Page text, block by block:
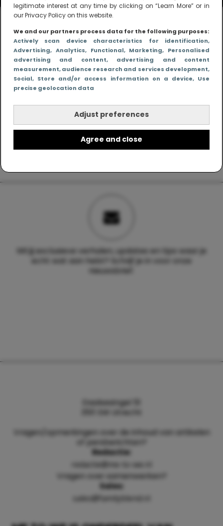
legitimate interest at any time by clicking on “Learn More” or in
our Privacy Policy on this website.
We and our partners process data for the following purposes:
Actively scan device characteristics for identification,
Advertising, Analytics, Functional, Marketing, Personalised
advertising and content, advertising and content
measurement, audience research and services development,
Social, Store and/or access information on a device, Use
precise geolocation data
Adjust preferences
Agree and close
Wil jij exclusieve verhalen, updates en tips waar je
echt wat aan hebt? Schrijf je in voor onze
nieuwsbrief.
Daalsesingel 51
3511 SW Utrecht
Vragen/opmerkingen over de inhoud van artikelen
of persberichten?
Redactie:
redactie@me-to-we.nl
Vragen over samenwerken?
Sales:
sales@familyblend.nl